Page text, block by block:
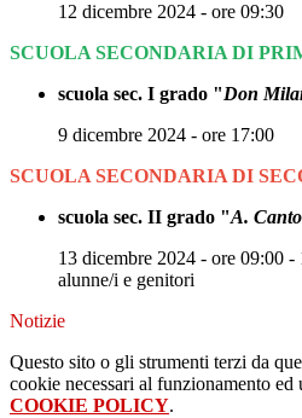
12 dicembre 2024 - ore 09:30
SCUOLA SECONDARIA DI
scuola sec. I grado "Don
9 dicembre 2024 - ore 17:00
SCUOLA SECONDARIA DI
scuola sec. II grado "A.
13 dicembre 2024 - ore 09:00 -
alunne/i e genitori
Notizie
Questo sito o gli strumenti terzi da
cookie necessari al funzionamento
COOKIE POLICY.